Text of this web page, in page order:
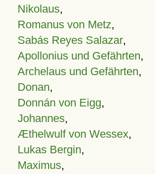
Nikolaus,
Romanus von Metz,
Sabás Reyes Salazar,
Apollonius und Gefährten,
Archelaus und Gefährten,
Donan,
Donnán von Eigg,
Johannes,
Æthelwulf von Wessex,
Lukas Bergin,
Maximus,